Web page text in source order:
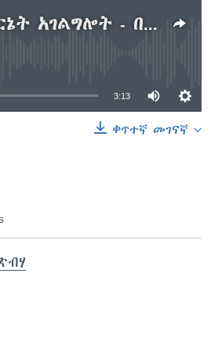
የስልክና የኢንተርኔት አገልግሎት - በትግራይ ክልል
currently available
3:13
ቀጥተኛ መገናኛ